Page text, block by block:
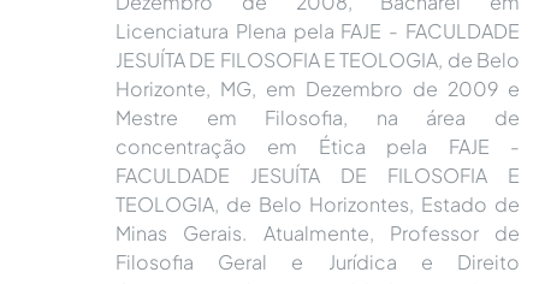
Licenciatura Plena pela FAJE - FACULDADE
JESUÍTA DE FILOSOFIA E TEOLOGIA, de Belo
Horizonte, MG, em Dezembro de 2009 e
Mestre em Filosofia, na área de
concentração em Ética pela FAJE -
FACULDADE JESUÍTA DE FILOSOFIA E
TEOLOGIA, de Belo Horizontes, Estado de
Minas Gerais. Atualmente, Professor de
Filosofia Geral e Jurídica e Direito